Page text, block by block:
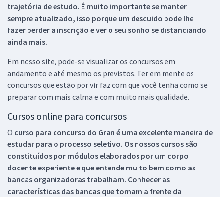
trajetória de estudo. É muito importante se manter
sempre atualizado, isso porque um descuido pode lhe
fazer perder a inscrição e ver o seu sonho se distanciando
ainda mais.
Em nosso site, pode-se visualizar os concursos em
andamento e até mesmo os previstos. Ter em mente os
concursos que estão por vir faz com que você tenha como se
preparar com mais calma e com muito mais qualidade.
Cursos online para concursos
O curso para concurso do Gran é uma excelente maneira de
estudar para o processo seletivo. Os nossos cursos são
constituídos por módulos elaborados por um corpo
docente experiente e que entende muito bem como as
bancas organizadoras trabalham. Conhecer as
características das bancas que tomam a frente da